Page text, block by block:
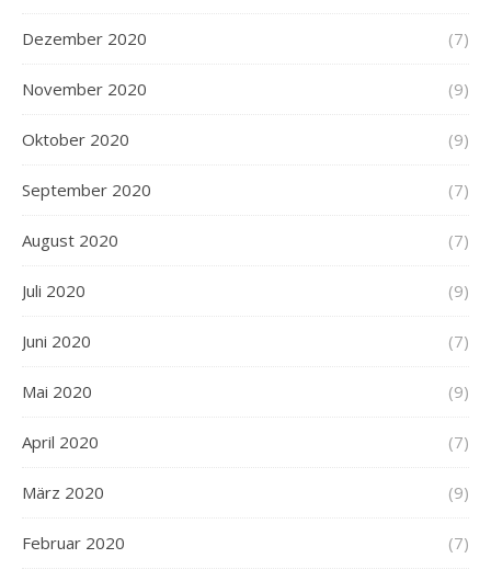
Dezember 2020 (7)
November 2020 (9)
Oktober 2020 (9)
September 2020 (7)
August 2020 (7)
Juli 2020 (9)
Juni 2020 (7)
Mai 2020 (9)
April 2020 (7)
März 2020 (9)
Februar 2020 (7)